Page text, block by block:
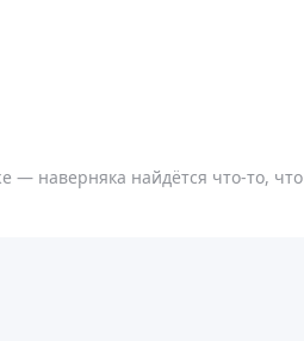
наверняка найдётся что-то,